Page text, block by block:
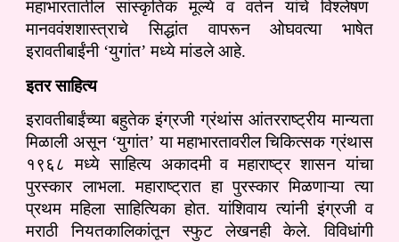
महाभारतातील सांस्कृतिक मूल्ये व वर्तन यांचे विश्लेषण
मानववंशशास्त्राचे सिद्धांत वापरून ओघवत्या भाषेत
इरावतीबाईंनी ‘युगांत’ मध्ये मांडले आहे.
इतर साहित्य
इरावतीबाईंच्या बहुतेक इंग्रजी ग्रंथांस आंतरराष्ट्रीय मान्यता
मिळाली असून ‘युगांत’ या महाभारतावरील चिकित्सक ग्रंथास
१९६८ मध्ये साहित्य अकादमी व महाराष्ट्र शासन यांचा
पुरस्कार लाभला. महाराष्ट्रात हा पुरस्कार मिळणाऱ्या त्या
प्रथम महिला साहित्यिका होत. यांशिवाय त्यांनी इंग्रजी व
मराठी नियतकालिकांतून स्फुट लेखनही केले. विविधांगी